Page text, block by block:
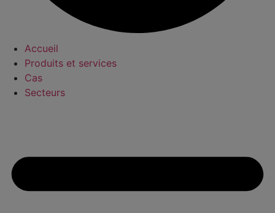
Accueil
Produits et services
Cas
Secteurs